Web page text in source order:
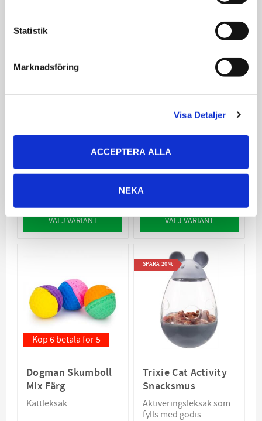
Statistik
Marknadsföring
Visa Detaljer
ACCEPTERA ALLA
NEKA
Med Catnip
VÄLJ VARIANT
Classic 13cm
Rolig kattleksak
15
VÄLJ VARIANT
Köp 6 betala för 5
Dogman Skumboll
Mix Färg
Kattleksak
Trixie Cat Activity
Snacksmus
Aktiveringsleksak som
fylls med godis
SPARA 20%